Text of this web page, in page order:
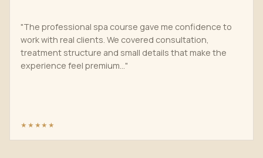
"The professional spa course gave me confidence to
work with real clients. We covered consultation,
treatment structure and small details that make the
experience feel premium..."
★★★★★